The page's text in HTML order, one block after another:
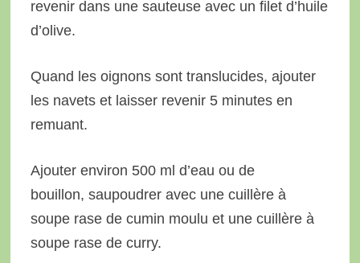
revenir dans une sauteuse avec un filet d’huile
d’olive.
Quand les oignons sont translucides, ajouter
les navets et laisser revenir 5 minutes en
remuant.
Ajouter environ 500 ml d’eau ou de
bouillon, saupoudrer avec une cuillère à
soupe rase de cumin moulu et une cuillère à
soupe rase de curry.